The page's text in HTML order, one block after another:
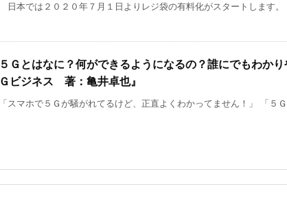
日本では２０２０年７月１日よりレジ袋の有料化がスタートしま
５Ｇとはなに？何ができるようになるの？誰にでもわか
Ｇビジネス 著：亀井卓也』
「スマホで５Ｇが騒がれてるけど、正直よくわかってません！」 「５